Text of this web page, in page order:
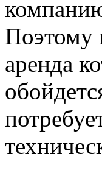
Поэтому
аренда